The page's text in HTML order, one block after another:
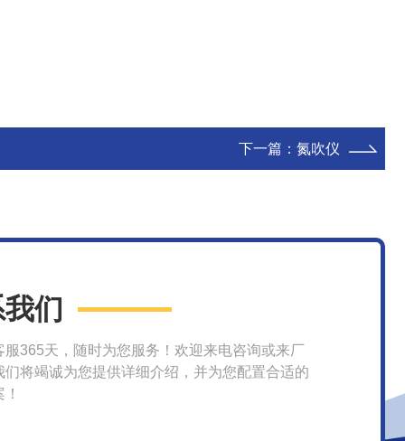
下一篇： 氮吹仪
们
服365天，随时为您服务！欢迎来电咨询或来厂
们将竭诚为您提供详细介绍，并为您配置合适的